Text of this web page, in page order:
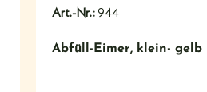
Art.-Nr.:944
Abfüll-Eimer, klein- gelb